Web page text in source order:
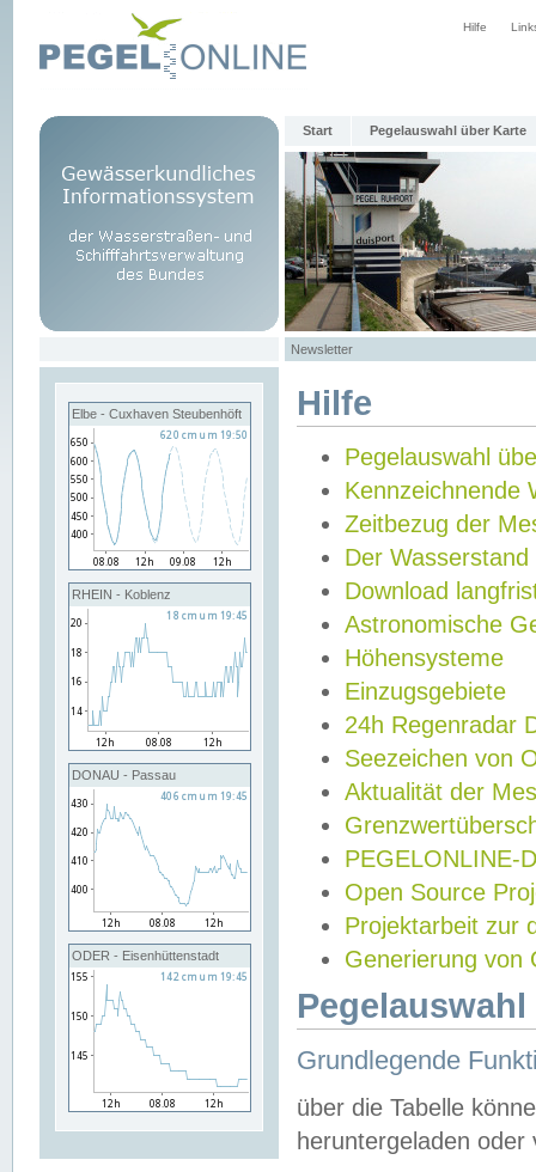
Hilfe
Start Pegelauswahl über Karte
Newsletter
Elbe - Cuxhaven Steubenhöft
RHEIN - Koblenz
DONAU - Passau
ODER - Eisenhüttenstadt
Hilfe
Pegelauswahl
Kennzeichnende
Zeitbezug der
Der Wasserstand
Download
Astronomische
Höhensysteme
Einzugsgebiete
24h Regenradar
Seezeichen von
Aktualität der
PEGELONLINE-
Open Source
Projektarbeit zur
Generierung von
Grundlegende
über die Tabelle
heruntergeladen oder